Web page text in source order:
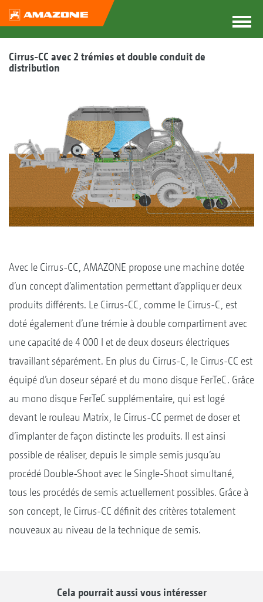
Cirrus-CC avec 2 trémies et double conduit de
distribution
Avec le Cirrus-CC, AMAZONE propose une machine dotée
d’un concept d’alimentation permettant d’appliquer deux
produits différents. Le Cirrus-CC, comme le Cirrus-C, est
doté également d’une trémie à double compartiment avec
une capacité de 4 000 l et de deux doseurs électriques
travaillant séparément. En plus du Cirrus-C, le Cirrus-CC est
équipé d’un doseur séparé et du mono disque FerTeC. Grâce
au mono disque FerTeC supplémentaire, qui est logé
devant le rouleau Matrix, le Cirrus-CC permet de doser et
d’implanter de façon distincte les produits. Il est ainsi
possible de réaliser, depuis le simple semis jusqu’au
procédé Double-Shoot avec le Single-Shoot simultané,
tous les procédés de semis actuellement possibles. Grâce à
son concept, le Cirrus-CC définit des critères totalement
nouveaux au niveau de la technique de semis.
Cela pourrait aussi vous intéresser